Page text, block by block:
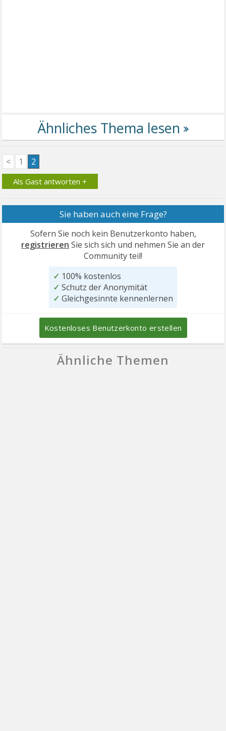
< 1 2
Als Gast antworten +
Sie haben auch eine Frage?
Sofern Sie noch kein Benutzerkonto haben,
registrieren Sie sich sich und nehmen Sie an der
Community teil!
✓ 100% kostenlos
✓ Schutz der Anonymität
✓ Gleichgesinnte kennenlernen
Kostenloses Benutzerkonto erstellen
Ähnliche Themen